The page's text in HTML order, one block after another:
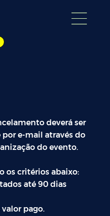
deverá ser
e-mail através do
do evento.
os critérios abaixo:
até 90 dias
pago.